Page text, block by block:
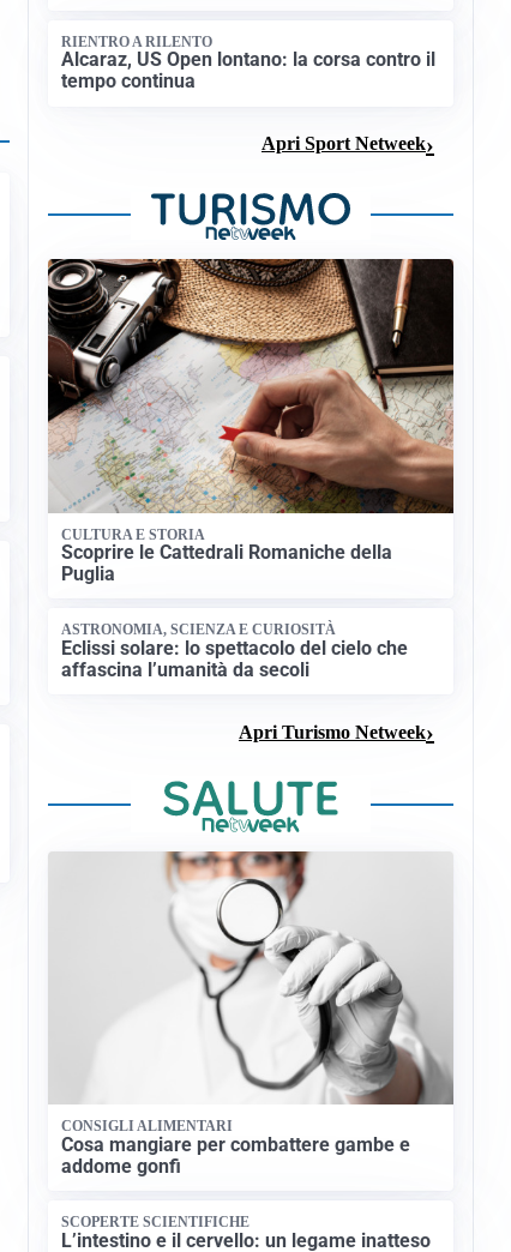
RIENTRO A RILENTO
Alcaraz, US Open lontano: la corsa contro il
tempo continua
Apri Sport Netweek
CULTURA E STORIA
Scoprire le Cattedrali Romaniche della
Puglia
ASTRONOMIA, SCIENZA E CURIOSITÀ
Eclissi solare: lo spettacolo del cielo che
affascina l’umanità da secoli
Apri Turismo Netweek
CONSIGLI ALIMENTARI
Cosa mangiare per combattere gambe e
addome gonfi
SCOPERTE SCIENTIFICHE
L’intestino e il cervello: un legame inatteso